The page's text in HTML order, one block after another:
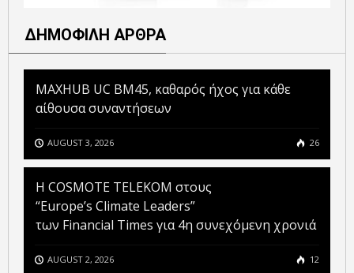
ΔΗΜΟΦΙΛΗ ΑΡΘΡΑ
MAXHUB UC BM45, καθαρός ήχος για κάθε
αίθουσα συναντήσεων
AUGUST 3, 2026 26
Η COSMOTE TELEKOM στους
“Europe’s Climate Leaders”
των Financial Times για 4η συνεχόμενη χρονιά
AUGUST 2, 2026 12